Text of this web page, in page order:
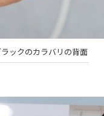
ックのカラバリの背面